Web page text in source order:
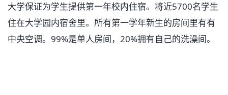
大学保证为学生提供第一年校内住宿。将近5700名学生
住在大学园内宿舍里。所有第一学年新生的房间里有有
中央空调。99%是单人房间，20%拥有自己的洗澡间。